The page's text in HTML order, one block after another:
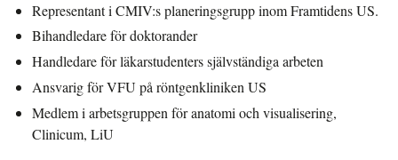
Representant i CMIV:s planeringsgrupp inom Framtidens US.
Bihandledare för doktorander
Handledare för läkarstudenters självständiga arbeten
Ansvarig för VFU på röntgenkliniken US
Medlem i arbetsgruppen för anatomi och visualisering,
Clinicum, LiU